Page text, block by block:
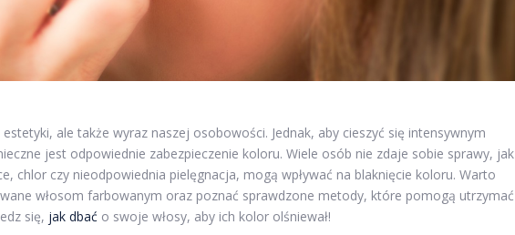
ale także wyraz naszej osobowości. Jednak, aby cieszyć się intensywnym
jest odpowiednie zabezpieczenie koloru. Wiele osób nie zdaje sobie sprawy, jak
chlor czy nieodpowiednia pielęgnacja, mogą wpływać na blaknięcie koloru. Warto
włosom farbowanym oraz poznać sprawdzone metody, które pomogą utrzymać
się, jak dbać o swoje włosy, aby ich kolor olśniewał!